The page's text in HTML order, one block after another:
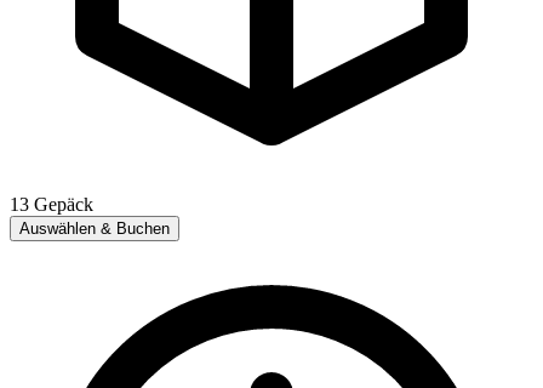
13 Gepäck
Auswählen & Buchen